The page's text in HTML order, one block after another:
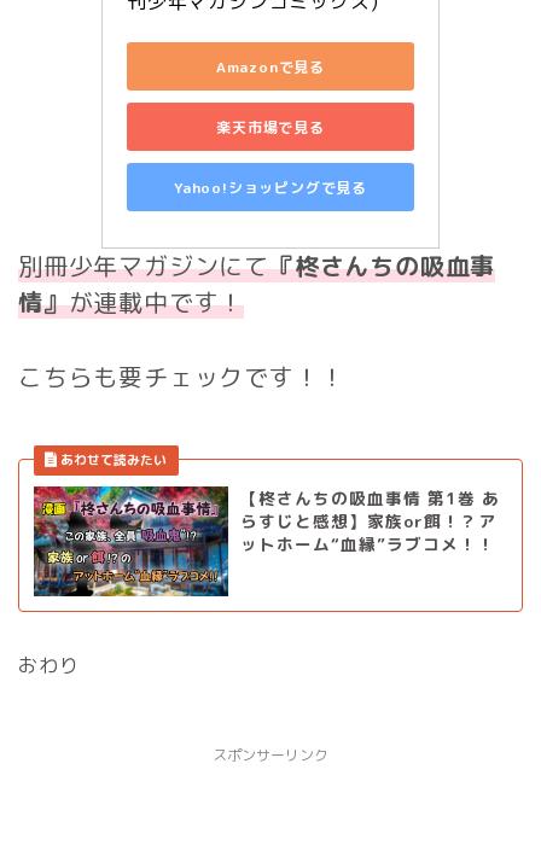
Amazonで見る
楽天市場で見る
Yahoo!ショッピングで見る
別冊少年マガジンにて『柊さんちの吸血事
情』が連載中です！
こちらも要チェックです！！
【柊さんちの吸血事情 第1巻 あ
らすじと感想】家族or餌！？ア
ットホーム“血縁”ラブコメ！！
おわり
スポンサーリンク